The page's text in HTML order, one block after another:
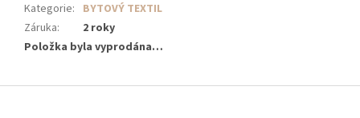
Kategorie: BYTOVÝ TEXTIL
Záruka:
2 roky
Položka byla vyprodána…
Z